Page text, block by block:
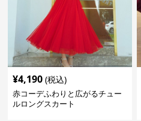
¥4,190 (税込)
赤コーデふわりと広がるチュー
ルロングスカート